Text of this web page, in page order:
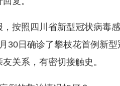
照四川省新型冠状病毒感
30日确诊了攀枝花首例新
关系，有密切接触史。